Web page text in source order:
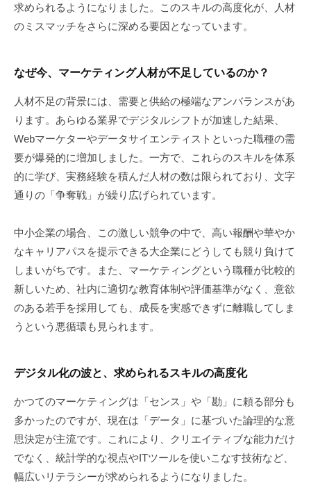
求められるようになりました。このスキルの高度化が、人材
のミスマッチをさらに深める要因となっています。
なぜ今、マーケティング人材が不足しているのか？
人材不足の背景には、需要と供給の極端なアンバランスがあ
ります。あらゆる業界でデジタルシフトが加速した結果、
Webマーケターやデータサイエンティストといった職種の需
要が爆発的に増加しました。一方で、これらのスキルを体系
的に学び、実務経験を積んだ人材の数は限られており、文字
通りの「争奪戦」が繰り広げられています。
中小企業の場合、この激しい競争の中で、高い報酬や華やか
なキャリアパスを提示できる大企業にどうしても競り負けて
しまいがちです。また、マーケティングという職種が比較的
新しいため、社内に適切な教育体制や評価基準がなく、意欲
のある若手を採用しても、成長を実感できずに離職してしま
うという悪循環も見られます。
デジタル化の波と、求められるスキルの高度化
かつてのマーケティングは「センス」や「勘」に頼る部分も
多かったのですが、現在は「データ」に基づいた論理的な意
思決定が主流です。これにより、クリエイティブな能力だけ
でなく、統計学的な視点やITツールを使いこなす技術など、
幅広いリテラシーが求められるようになりました。